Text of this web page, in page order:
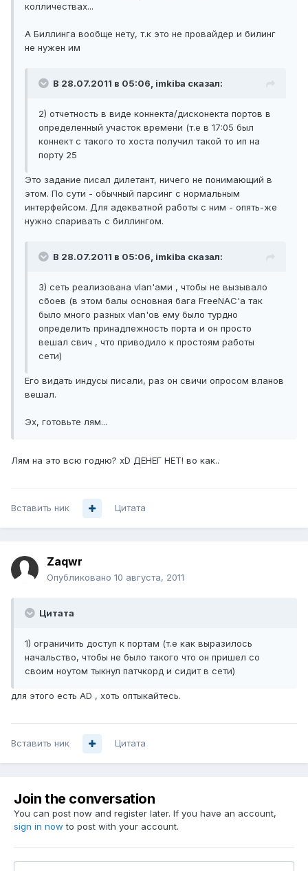
колличествах...
А Биллинга вообще нету, т.к это не провайдер и билинг
не нужен им
В 28.07.2011 в 05:06, imkiba сказал:
2) отчетность в виде коннекта/дисконекта портов в
определенный участок времени (т.е в 17:05 был
коннект с такого то хоста получил такой то ип на
порту 25
Это задание писал дилетант, ничего не понимающий в
этом. По сути - обычный парсинг с нормальным
интерфейсом. Для адекватной работы с ним - опять-же
нужно спаривать с биллингом.
В 28.07.2011 в 05:06, imkiba сказал:
3) сеть реализована vlan'ами , чтобы не вызывало
сбоев (в этом балы основная бага FreeNAC'а так
было много разных vlan'ов ему было турдно
определить принадлежность порта и он просто
вешал свич , что приводило к простоям работы
сети)
Его видать индусы писали, раз он свичи опросом вланов
вешал.
Эх, готовьте лям...
Лям на это всю годню? xD ДЕНЕГ НЕТ! во как..
Вставить ник Цитата
Zaqwr
Опубликовано 10 августа, 2011
Цитата
1) ограничить доступ к портам (т.е как выразилось
начальство, чтобы не было такого что он пришел со
своим ноутом тыкнул патчкорд и сидит в сети)
для этого есть AD , хоть оптыкайтесь.
Вставить ник Цитата
Join the conversation
You can post now and register later. If you have an account,
sign in now to post with your account.